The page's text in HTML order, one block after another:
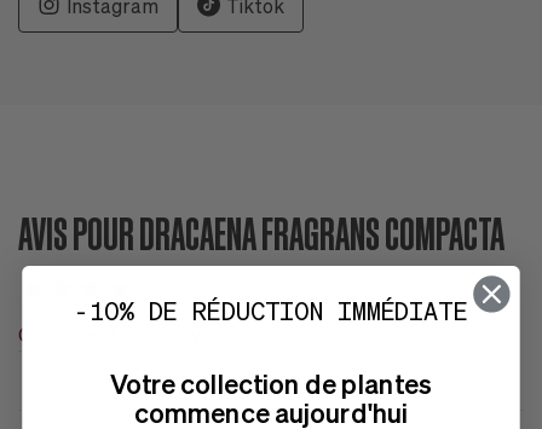
Instagram Tiktok
AVIS POUR DRACAENA FRAGRANS COMPACTA
Consulter tous les avis
-10% DE RÉDUCTION IMMÉDIATE
Votre collection de plantes
commence aujourd'hui